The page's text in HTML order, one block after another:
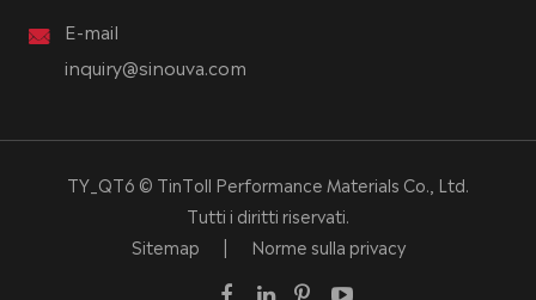
E-mail
inquiry@sinouva.com
TY_QT6 © TinToll Performance Materials Co., Ltd.
Tutti i diritti riservati.
Sitemap
| Norme sulla privacy